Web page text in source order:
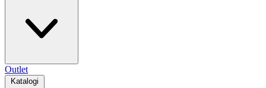
Outlet
Katalogi